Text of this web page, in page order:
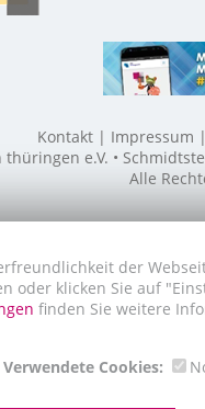
Kontakt Impressum
e.V. •
Alle
der
oder klicken Sie auf
finden Sie weitere
Verwendete Cookies: